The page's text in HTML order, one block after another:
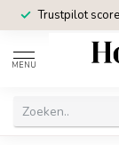
Trustpilot
MENU